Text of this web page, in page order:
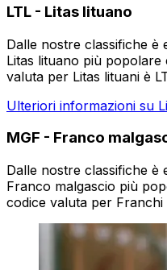
LTL - Litas lituano
Dalle nostre classifiche è
Litas lituano più popolare
valuta per Litas lituani è
Ulteriori informazioni su
MGF - Franco
Dalle nostre classifiche è
Franco malgascio più
codice valuta per Franchi